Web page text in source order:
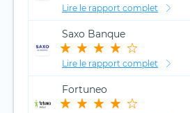
Lire le rapport complet
Saxo Banque
Lire le rapport complet
Fortuneo